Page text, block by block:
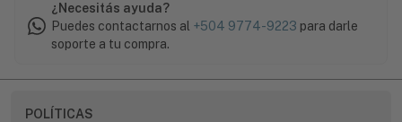
¿Necesitás ayuda?
Puedes contactarnos al +504 9774-9223 para darle
soporte a tu compra.
POLÍTICAS